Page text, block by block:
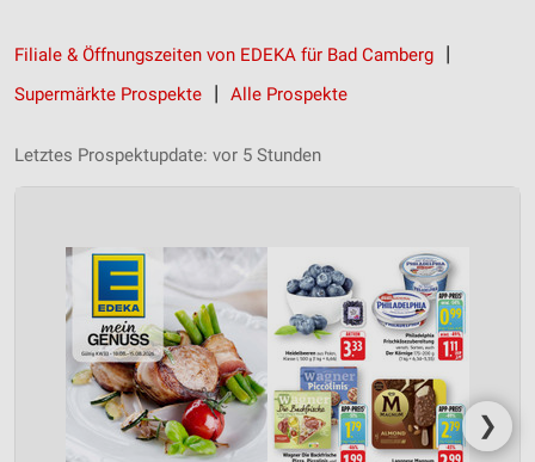
Filiale & Öffnungszeiten von EDEKA für Bad Camberg
Supermärkte Prospekte
Alle Prospekte
Letztes Prospektupdate: vor 5 Stunden
❯